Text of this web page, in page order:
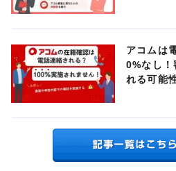
アコムは
0%なし！
れる可能